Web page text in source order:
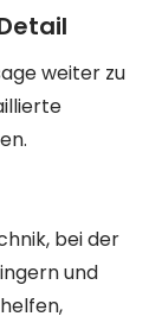
weiter zu
bei der
und